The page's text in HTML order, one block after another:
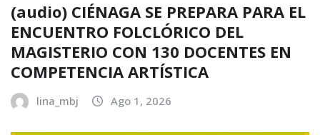
(audio) CIÉNAGA SE PREPARA PARA EL
ENCUENTRO FOLCLÓRICO DEL
MAGISTERIO CON 130 DOCENTES EN
COMPETENCIA ARTÍSTICA
lina_mbj Ago 1, 2026